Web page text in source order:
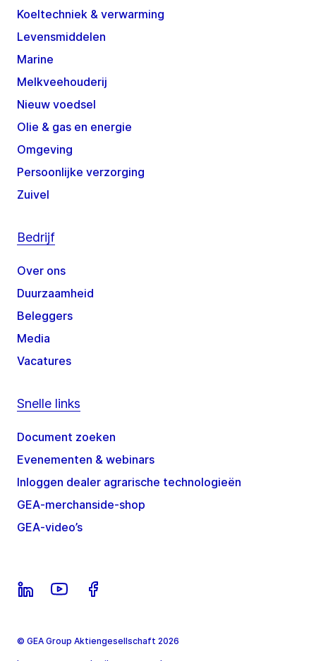
Koeltechniek & verwarming
Levensmiddelen
Marine
Melkveehouderij
Nieuw voedsel
Olie & gas en energie
Omgeving
Persoonlijke verzorging
Zuivel
Bedrijf
Over ons
Duurzaamheid
Beleggers
Media
Vacatures
Snelle links
Document zoeken
Evenementen & webinars
Inloggen dealer agrarische technologieën
GEA-merchanside-shop
GEA-video’s
© GEA Group Aktiengesellschaft 2026